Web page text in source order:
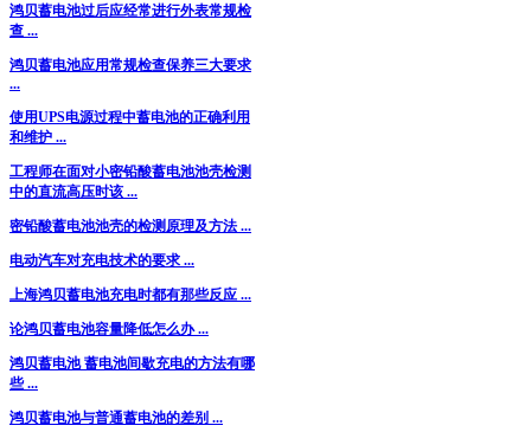
鸿贝蓄电池过后应经常进行外表常规检
查 ...
鸿贝蓄电池应用常规检查保养三大要求
...
使用UPS电源过程中蓄电池的正确利用
和维护 ...
工程师在面对小密铅酸蓄电池池壳检测
中的直流高压时该 ...
密铅酸蓄电池池壳的检测原理及方法 ...
电动汽车对充电技术的要求 ...
上海鸿贝蓄电池充电时都有那些反应 ...
论鸿贝蓄电池容量降低怎么办 ...
鸿贝蓄电池 蓄电池间歇充电的方法有哪
些 ...
鸿贝蓄电池与普通蓄电池的差别 ...